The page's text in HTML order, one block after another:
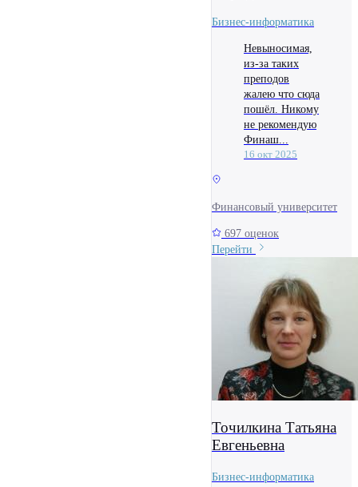
Бизнес-информатика
Невыносимая,
из-за таких
преподов
жалею что сюда
пошёл. Никому
не рекомендую
Финаш...
16 окт 2025
Финансовый университет
697 оценок
Перейти
Точилкина Татьяна
Евгеньевна
Бизнес-информатика